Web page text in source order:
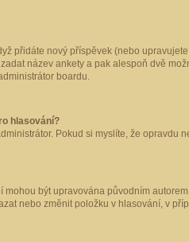
přidáte nový příspěvek (nebo
název ankety a pak alespoň dvě
boardu.
hlasování?
Pokud si myslíte, že
mohou být upravována původním
nebo změnit položku v hlasování, v